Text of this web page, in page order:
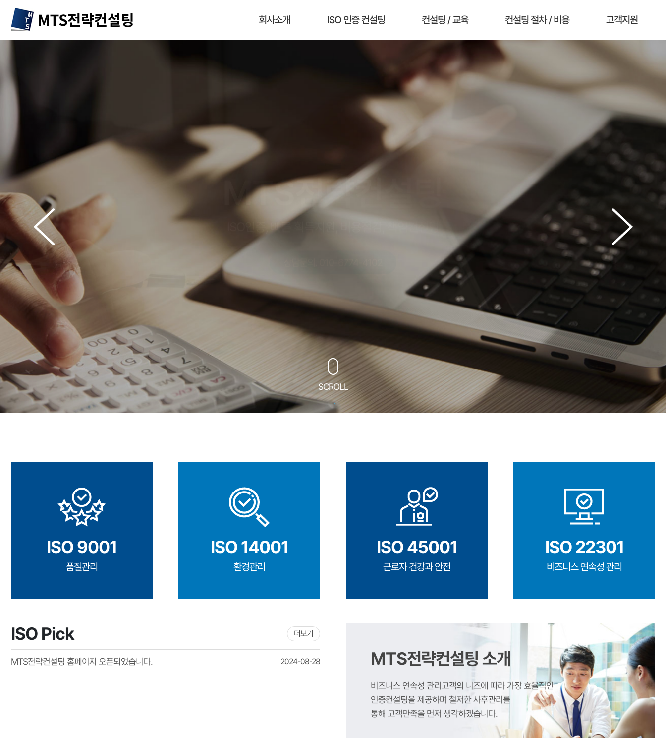
본문 바로가기
회사소개 ISO 인증 컨설팅 컨설팅 / 교육 컨설팅 절차 / 비용 고객지원
MTS전략컨설팅
ISO인증, 빠른 획득지원, 비용절감, 책임컨설팅
SCROLL
ISO 9001
품질관리
ISO 14001
환경관리
ISO 45001
근로자 건강과 안전
ISO 22301
비즈니스 연속성 관리
ISO Pick 더보기
MTS전략컨설팅 홈페이지 오픈되었습니다. 2024-08-28 MTS전략컨설팅 소개
비즈니스 연속성 관리고객의 니즈에 따라 가장 효율적인
인증컨설팅을 제공하며 철저한 사후관리를
통해 고객만족을 먼저 생각하겠습니다.